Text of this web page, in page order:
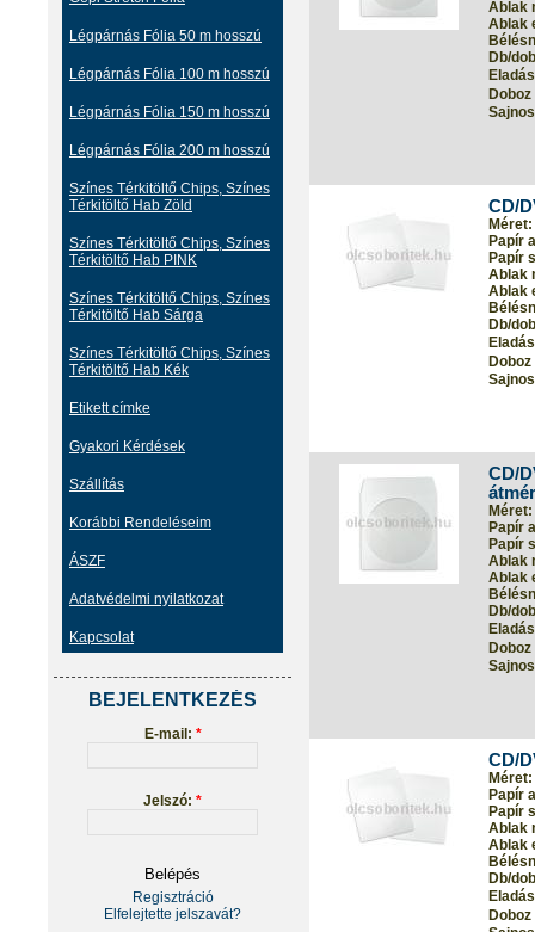
Légpárnás Fólia 50 m hosszú
Légpárnás Fólia 100 m hosszú
Légpárnás Fólia 150 m hosszú
Légpárnás Fólia 200 m hosszú
Színes Térkitöltő Chips, Színes
Térkitöltő Hab Zöld
Színes Térkitöltő Chips, Színes
Térkitöltő Hab PINK
Színes Térkitöltő Chips, Színes
Térkitöltő Hab Sárga
Színes Térkitöltő Chips, Színes
Térkitöltő Hab Kék
Etikett címke
Gyakori Kérdések
Szállítás
Korábbi Rendeléseim
ÁSZF
Adatvédelmi nyilatkozat
Kapcsolat
BEJELENTKEZÉS
E-mail: *
Jelszó: *
Regisztráció
Elfelejtette jelszavát?
Ablak
Ablak
Db/
CD/
Méret:
Papír
Papír
Ablak
Ablak
Db/
CD/
Méret:
Papír
Papír
Ablak
Ablak
Db/
CD/
Méret:
Papír
Papír
Ablak
Ablak
Db/